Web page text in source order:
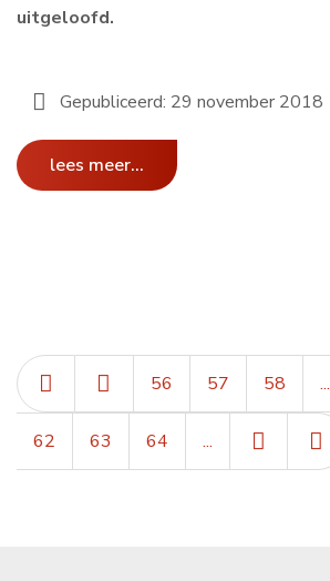
uitgeloofd.
Gepubliceerd: 29 november 2018
lees meer...
56 57 58 ...
62 63 64 ...